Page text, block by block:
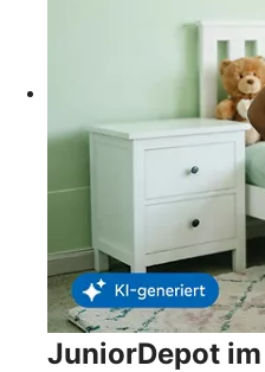
JuniorDepot